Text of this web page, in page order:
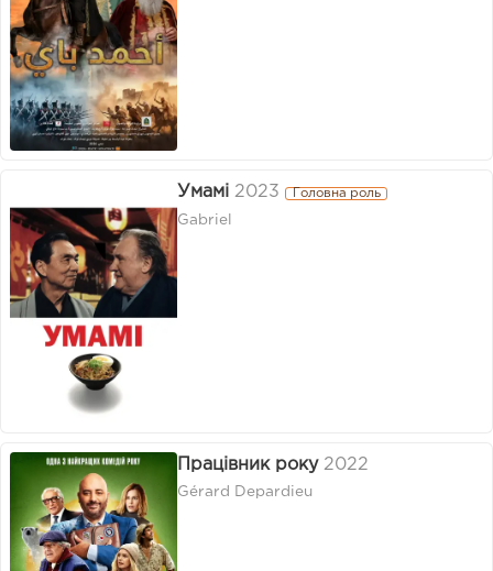
Умамі 2023 Головна роль
Gabriel
Працівник року 2022
Gérard Depardieu